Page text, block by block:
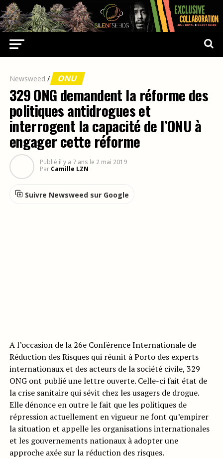
Newsweed / ONU
329 ONG demandent la réforme des
politiques antidrogues et
interrogent la capacité de l’ONU à
engager cette réforme
Publié il y a 7 ans le 2 mai 2019
Par Camille LZN
Suivre Newsweed sur Google
A l’occasion de la 26e Conférence Internationale de
Réduction des Risques qui réunit à Porto des experts
internationaux et des acteurs de la société civile, 329
ONG ont publié une lettre ouverte. Celle-ci fait état de
la crise sanitaire qui sévit chez les usagers de drogue.
Elle dénonce en outre le fait que les politiques de
répression actuellement en vigueur ne font qu’empirer
la situation et appelle les organisations internationales
et les gouvernements nationaux à adopter une
approche axée sur la réduction des risques.